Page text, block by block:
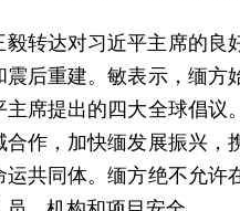
毅转达对习近平主席的良
震后重建。敏表示，缅
主席提出的四大全球倡
合作，加快缅发展振兴
运共同体。缅方绝不允